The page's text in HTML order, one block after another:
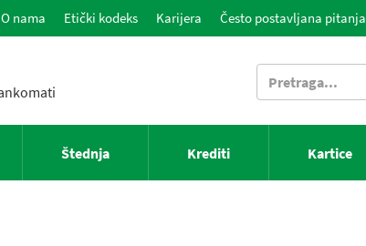
O nama Etički kodeks Karijera Često postavljana pitanja
Štednja Krediti Kartice